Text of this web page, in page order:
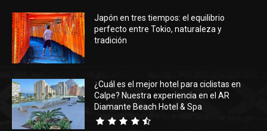
Japón en tres tiempos: el equilibrio
perfecto entre Tokio, naturaleza y
tradición
¿Cuál es el mejor hotel para ciclistas en
Calpe? Nuestra experiencia en el AR
Diamante Beach Hotel & Spa